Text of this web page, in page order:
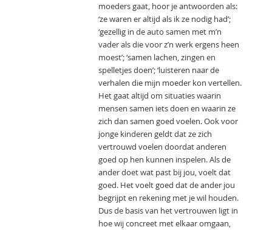
moeders gaat, hoor je antwoorden als:
‘ze waren er altijd als ik ze nodig had’;
‘gezellig in de auto samen met m’n
vader als die voor z’n werk ergens heen
moest’; ‘samen lachen, zingen en
spelletjes doen’; ‘luisteren naar de
verhalen die mijn moeder kon vertellen.
Het gaat altijd om situaties waarin
mensen samen iets doen en waarin ze
zich dan samen goed voelen. Ook voor
jonge kinderen geldt dat ze zich
vertrouwd voelen doordat anderen
goed op hen kunnen inspelen. Als de
ander doet wat past bij jou, voelt dat
goed. Het voelt goed dat de ander jou
begrijpt en rekening met je wil houden.
Dus de basis van het vertrouwen ligt in
hoe wij concreet met elkaar omgaan,